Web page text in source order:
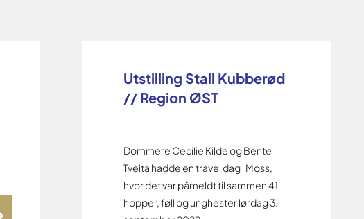
Utstilling Stall Kubberød
// Region ØST
Dommere Cecilie Kilde og Bente
Tveita hadde en travel dag i Moss,
hvor det var påmeldt til sammen 41
hopper, føll og unghester lørdag 3.